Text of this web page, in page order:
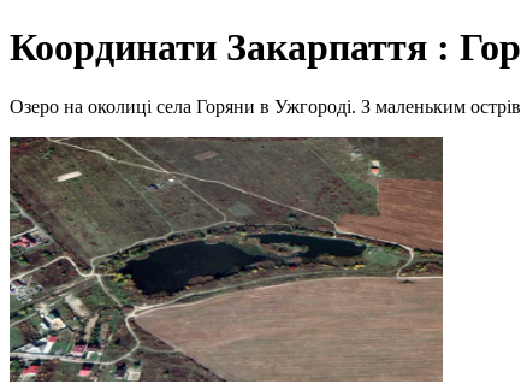
Координати Закарпаття :
Озеро на околиці села Горяни в Ужгороді. З маленьким